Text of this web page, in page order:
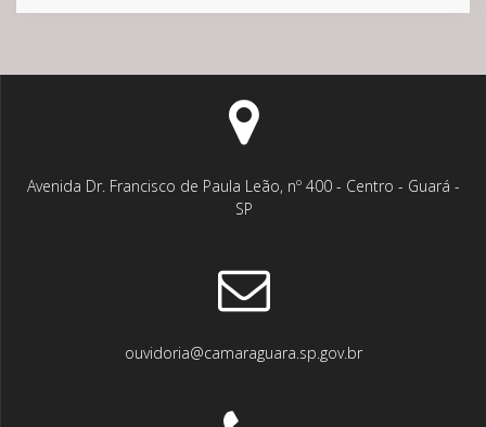
Avenida Dr. Francisco de Paula Leão, nº 400 - Centro - Guará -
SP
ouvidoria@camaraguara.sp.gov.br